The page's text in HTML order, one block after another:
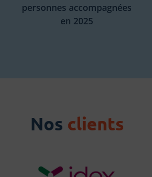
personnes accompagnées
en 2025
Nos clients